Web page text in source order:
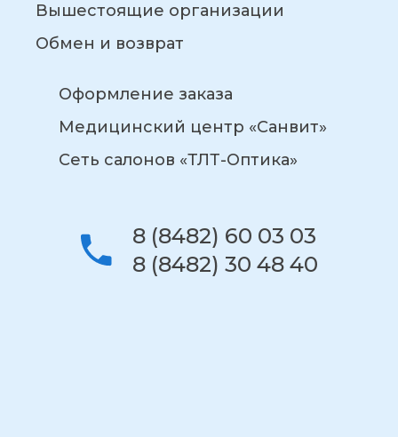
Вышестоящие организации
Обмен и возврат
Оформление заказа
Медицинский центр «Санвит»
Сеть салонов «ТЛТ-Оптика»
8 (8482) 60 03 03
8 (8482) 30 48 40